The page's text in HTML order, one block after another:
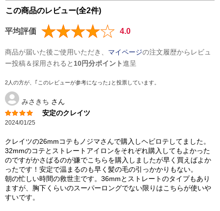
この商品のレビュー(全2件)
平均評価 4.0
商品が届いた後ご使用いただき、 マイページの注文履歴からレビュ
ー投稿＆採用されると 10円分ポイント進呈
2人の方が、｢このレビューが参考になった｣と投票しています。
みさきち さん
安定のクレイツ
2024/01/25
クレイツの26mmコテもノジマさんで購入しヘビロテしてました。
32mmのコテとストレートアイロンをそれぞれ購入してもよかった
のですがかさばるのが嫌でこちらを購入しましたが早く買えばよか
ったです！安定で温まるのも早く髪の毛の引っかかりもない。
朝の忙しい時間の救世主です。36mmとストレートのタイプもあり
ますが、胸下くらいのスーパーロングでない限りはこちらが使いや
すいです。